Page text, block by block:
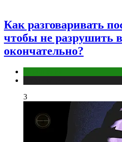
Как разговаривать
чтобы не разрушить
окончательно?
3